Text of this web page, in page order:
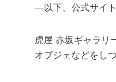
—以下、公式サイ
虎屋 赤坂ギャラリ
オブジェなどをし